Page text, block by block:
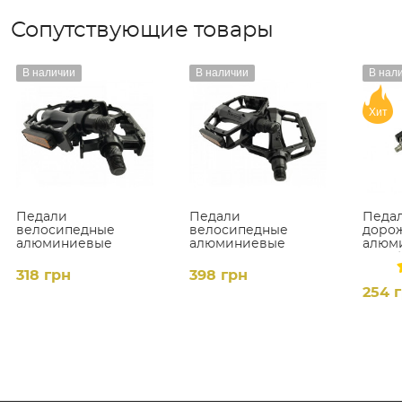
Сопутствующие товары
Педали
велосипедные
алюминиевые
(MTB 9/16')
цвет:черный
В наличии
318 грн
Педали
велосипедные
алюминиевые
(MTB 9/16')
цвет:черный
В наличии
398 грн
В
Хит
254